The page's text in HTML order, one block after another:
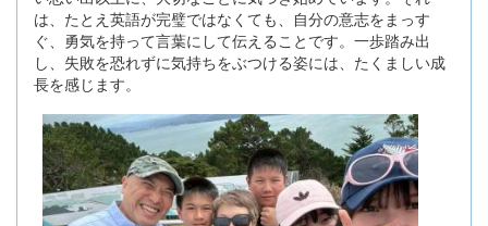
は、たとえ英語が完璧ではなくても、自分の意志をまっす
ぐ、勇気を持って言葉にして伝えることです。一歩踏み出
し、失敗を恐れずに気持ちをぶつける姿には、たくましい成
長を感じます。